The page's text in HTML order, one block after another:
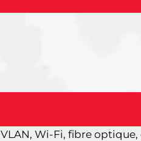
Wi-Fi, fibre optique,